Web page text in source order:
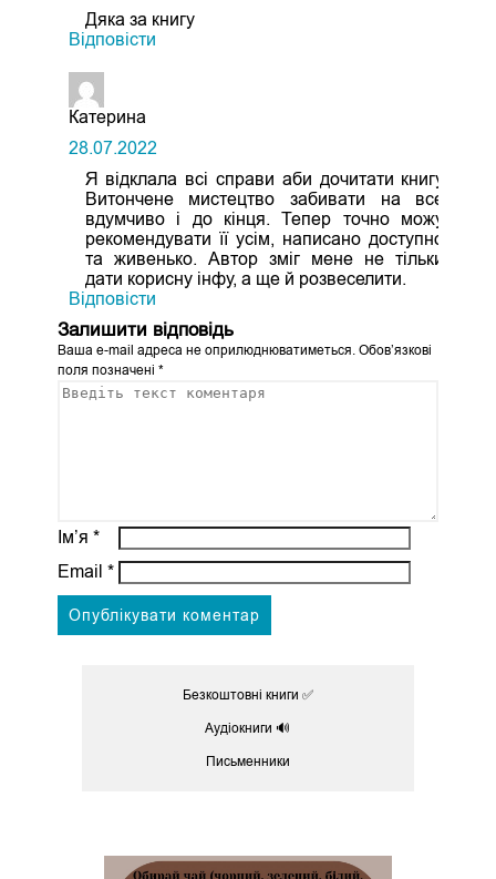
Дяка за книгу
Відповіcти
Катерина
28.07.2022
Я відклала всі справи аби дочитати книгу
Витончене мистецтво забивати на все
вдумчиво і до кінця. Тепер точно можу
рекомендувати її усім, написано доступно
та живенько. Автор зміг мене не тільки
дати корисну інфу, а ще й розвеселити.
Відповіcти
Залишити відповідь
Ваша e-mail адреса не оприлюднюватиметься.Обов’язкові
поля позначені *
Ім’я *
Email *
Безкоштовні книги ✅
Аудіокниги 🔊
Письменники